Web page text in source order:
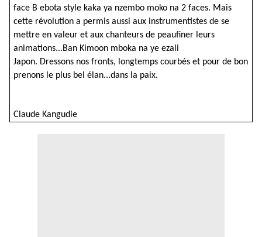
face B ebota style kaka ya nzembo moko na 2 faces. Mais
cette révolution a permis aussi aux instrumentistes de se
mettre en valeur et aux chanteurs de peaufiner leurs
animations...Ban Kimoon mboka na ye ezali
Japon. Dressons nos fronts, longtemps courbés et pour de bon
prenons le plus bel élan...dans la paix.
Claude Kangudie